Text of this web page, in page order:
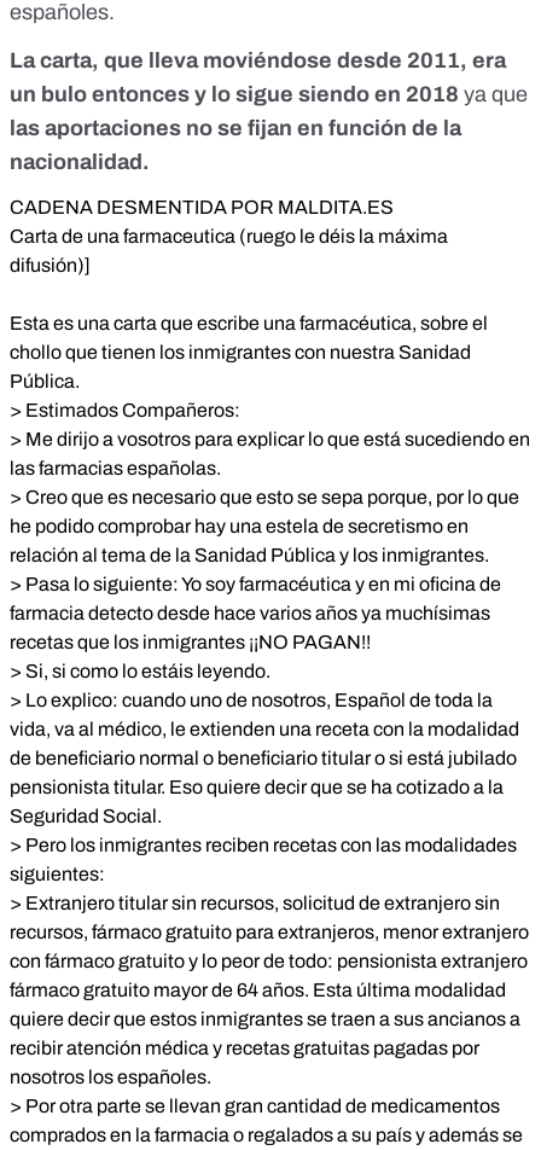
los españoles.* *> Por otra parte se llevan gran cantidad de
país y además se jactan de ello.* *> Daré más datos: yo
resido en Majadahonda, Madrid y de lo que estoy hablando
lo veo cada día aquí.* *> Se supone que el Ayuntamiento de
Majadahonda es de derechas y el mismo Ayuntamiento está
repartiendo vales a moros y sudamericanos para recibir
GRATIS.* *> Estos individuos, una vez que me dan el vale,
se compran cremas de 50 euros con el dinero que no se han
gastado porque según ellos y jactándose, los españoles
somos todos tontos.* *> ¡¡Estoy harta!!!* *> Además me han
yo luego con el miedo de salir del trabajo a las 9h30 cuando
esta gente sabe dónde trabajo y mi horario.* *> Es
indignante y veo que no podemos hacer nada.* *> Bueno
pues ya sabéis porque a los españoles nos va tan mal en la
Sanidad, porque todo se lo dan a estos UnterMenschen, ya
lo veis. Y eso por no hablar de los pisos de protección oficial,
los comedores escolares, las guarderías...* *> O sea que yo
si tengo un hijo a mí que soy española de toda la vida no me
da nadie ni una ayuda y me puedo morir esperando. Para
triunfar en España hay que ser moro o sudamericano, no
saber hacer la O con un canuto y ser un desecho.* *> Un
saludo, Ari.* ____________________ *Puedo confirmar que
todo esto es cierto y que no se habla de ello porque no
interesa; respondo a quien esté interesado:*
< farmaceuticos_adjuntos@yahoo.es
emigrantes españoles, que viven en sudamerica, vienen
una vez al año, se hacen toda clase de chequeos, analiticas,
pruebas, rehabilitación, cuando a nosotros nos toca esperar
turno. Marchan cargados de medicamentos, los revenden y
se pagan el viaje para el año siguiente...* *que pais aguanta
tanto despilfarro? no quieren ahorrar, ahi lo tienen...*
*revisen las pensiones noj contributivas y el gasto sanitario.*
*PASALO porfa!*
españoles.
La carta, que lleva moviéndose desde 2011, era
un bulo entonces y lo sigue siendo en 2018 ya que
las aportaciones no se fijan en función de la
nacionalidad.
CADENA DESMENTIDA POR MALDITA.ES
Carta de una farmaceutica (ruego le déis la máxima
difusión)]
Esta es una carta que escribe una farmacéutica, sobre el
chollo que tienen los inmigrantes con nuestra Sanidad
Pública.
> Estimados Compañeros:
> Me dirijo a vosotros para explicar lo que está sucediendo en
las farmacias españolas.
> Creo que es necesario que esto se sepa porque, por lo que
he podido comprobar hay una estela de secretismo en
relación al tema de la Sanidad Pública y los inmigrantes.
> Pasa lo siguiente: Yo soy farmacéutica y en mi oficina de
farmacia detecto desde hace varios años ya muchísimas
recetas que los inmigrantes ¡¡NO PAGAN!!
> Si, si como lo estáis leyendo.
> Lo explico: cuando uno de nosotros, Español de toda la
vida, va al médico, le extienden una receta con la modalidad
de beneficiario normal o beneficiario titular o si está jubilado
pensionista titular. Eso quiere decir que se ha cotizado a la
Seguridad Social.
> Pero los inmigrantes reciben recetas con las modalidades
siguientes:
> Extranjero titular sin recursos, solicitud de extranjero sin
recursos, fármaco gratuito para extranjeros, menor extranjero
con fármaco gratuito y lo peor de todo: pensionista extranjero
fármaco gratuito mayor de 64 años. Esta última modalidad
quiere decir que estos inmigrantes se traen a sus ancianos a
recibir atención médica y recetas gratuitas pagadas por
nosotros los españoles.
> Por otra parte se llevan gran cantidad de medicamentos
comprados en la farmacia o regalados a su país y además se